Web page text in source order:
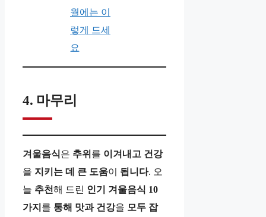
월에는 이
렇게 드세
요
4. 마무리
겨울음식은 추위 를 이겨내고 건강
을 지키는 데 큰 도움이 됩니다. 오
늘 추천해 드린 인기 겨울음식 10
가지 를 통해 맛과 건강을 모두 잡